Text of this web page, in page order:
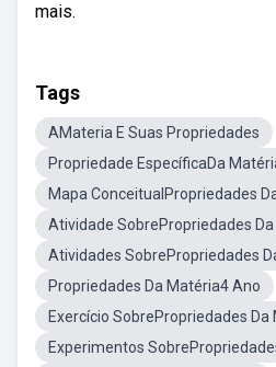
mais.
Tags
AMateria E Suas Propriedades
Propriedade EspecíficaDa
Mapa ConceitualPropriedades
Atividade SobrePropriedades
Atividades SobrePropriedades
Propriedades Da Matéria4 Ano
Exercício SobrePropriedades Da
Experimentos